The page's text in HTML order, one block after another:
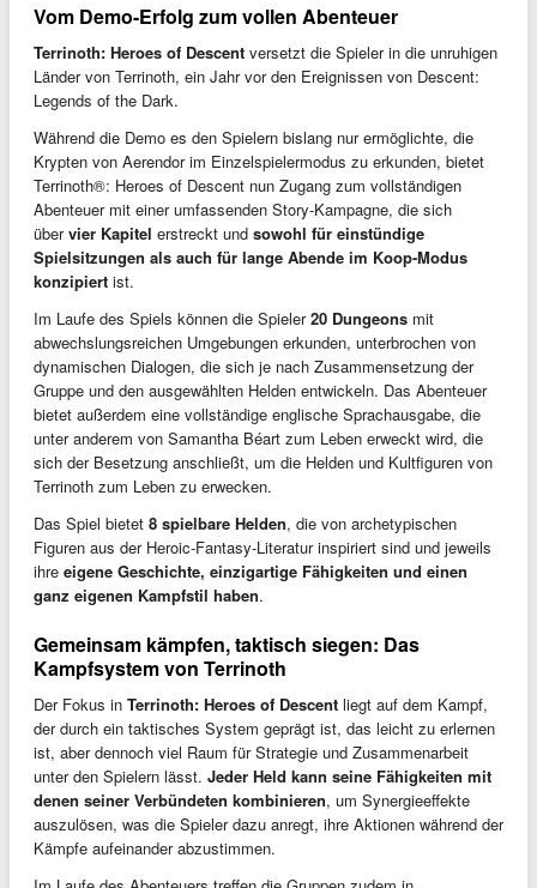
Vom Demo-Erfolg zum vollen Abenteuer
Terrinoth: Heroes of Descent versetzt die Spieler in die unruhigen
Länder von Terrinoth, ein Jahr vor den Ereignissen von Descent:
Legends of the Dark.
Während die Demo es den Spielern bislang nur ermöglichte, die
Krypten von Aerendor im Einzelspielermodus zu erkunden, bietet
Terrinoth®: Heroes of Descent nun Zugang zum vollständigen
Abenteuer mit einer umfassenden Story-Kampagne, die sich
übervier Kapitel erstreckt und sowohl für einstündige
Spielsitzungen als auch für lange Abende im Koop-Modus
konzipiert ist.
Im Laufe des Spiels können die Spieler20 Dungeons mit
abwechslungsreichen Umgebungen erkunden, unterbrochen von
dynamischen Dialogen, die sich je nach Zusammensetzung der
Gruppe und den ausgewählten Helden entwickeln. Das Abenteuer
bietet außerdem eine vollständige englische Sprachausgabe, die
unter anderem von Samantha Béart zum Leben erweckt wird, die
sich der Besetzung anschließt, um die Helden und Kultfiguren von
Terrinoth zum Leben zu erwecken.
Das Spiel bietet 8 spielbare Helden, die von archetypischen
Figuren aus der Heroic-Fantasy-Literatur inspiriert sind und jeweils
ihre eigene Geschichte, einzigartige Fähigkeiten und einen
ganz eigenen Kampfstil haben.
Gemeinsam kämpfen, taktisch siegen: Das
Kampfsystem von Terrinoth
Der Fokus in Terrinoth: Heroes of Descent liegt auf dem Kampf,
der durch ein taktisches System geprägt ist, das leicht zu erlernen
ist, aber dennoch viel Raum für Strategie und Zusammenarbeit
unter den Spielern lässt. Jeder Held kann seine Fähigkeiten mit
denen seiner Verbündeten kombinieren, um Synergieeffekte
auszulösen, was die Spieler dazu anregt, ihre Aktionen während der
Kämpfe aufeinander abzustimmen.